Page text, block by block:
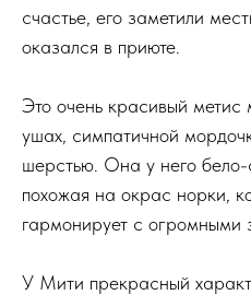
счастье, его заметили
оказался в приюте.
Это очень красивый метис
ушах, симпатичной
шерстью. Она у него бело-
похожая на окрас норки,
гармонирует с огромными
У Мити прекрасный